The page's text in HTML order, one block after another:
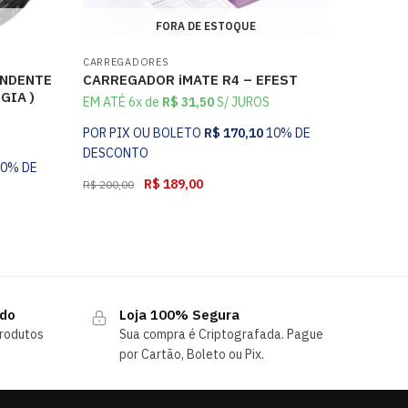
)
DE
FORA DE ESTOQUE
CARREGADORES
CARREGADOR iMATE R4 – EFEST
EM ATÉ 6x de R$ 31,50S/ JUROS
POR PIX OU BOLETO R$ 170,1010% DE
DESCONTO
R$200,00 R$ 189,00
Loja 100% Segura
Sua compra é Criptografada. Pague
por Cartão, Boleto ou Pix.